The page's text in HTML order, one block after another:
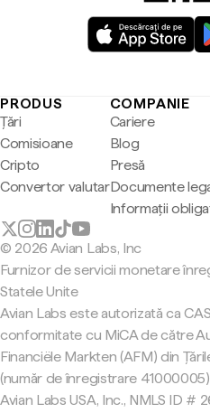
PRODUS
Țări
Comisioane
Cripto
Convertor valutar
COMPANIE
Cariere
Blog
Presă
Documente
Informații
© 2026 Avian Labs, Inc
Furnizor de servicii monetare
Statele Unite
Avian Labs este autorizată ca
conformitate cu MiCA de către
Financiële Markten (AFM) din
(număr de înregistrare
Avian Labs USA, Inc., NMLS ID #